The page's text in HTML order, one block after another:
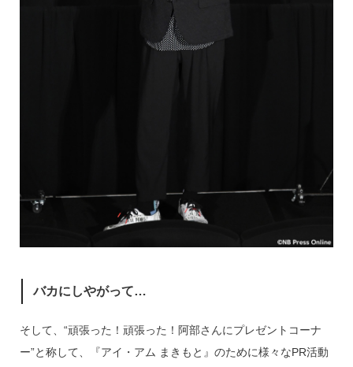
バカにしやがって…
そして、“頑張った！頑張った！阿部さんにプレゼントコーナ
ー”と称して、『アイ・アム まきもと』のために様々なPR活動